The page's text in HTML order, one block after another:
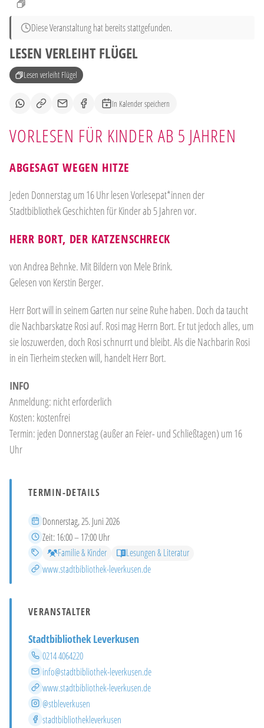
Diese Veranstaltung hat bereits stattgefunden.
LESEN VERLEIHT FLÜGEL
Lesen verleiht Flügel
In Kalender speichern
VORLESEN FÜR KINDER AB 5 JAHREN
ABGESAGT WEGEN HITZE
Jeden Donnerstag um 16 Uhr lesen Vorlesepat*innen der
Stadtbibliothek Geschichten für Kinder ab 5 Jahren vor.
HERR BORT, DER KATZENSCHRECK
von Andrea Behnke. Mit Bildern von Mele Brink.
Gelesen von Kerstin Berger.
Herr Bort will in seinem Garten nur seine Ruhe haben. Doch da taucht
die Nachbarskatze Rosi auf. Rosi mag Herrn Bort. Er tut jedoch alles, um
sie loszuwerden, doch Rosi schnurrt und bleibt. Als die Nachbarin Rosi
in ein Tierheim stecken will, handelt Herr Bort.
INFO
Anmeldung: nicht erforderlich
Kosten: kostenfrei
Termin: jeden Donnerstag (außer an Feier- und Schließtagen) um 16
Uhr
TERMIN-DETAILS
Datum
Donnerstag, 25. Juni 2026
Zeit
Zeit:16:00 – 17:00 Uhr
Kategorien
Familie & Kinder Lesungen & Literatur
Mehr Infos
www.stadtbibliothek-leverkusen.de
VERANSTALTER
Stadtbibliothek Leverkusen
Telefon
0214 4064220
E-Mail
info@stadtbibliothek-leverkusen.de
Website
www.stadtbibliothek-leverkusen.de
Instagram
@stbleverkusen
Facebook
stadtbibliothekleverkusen